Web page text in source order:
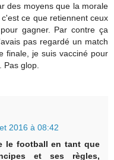
des moyens que la morale
ce que retiennent ceux
gagner. Par contre ça
pas regardé un match
finale, je suis vacciné pour
glop.
2016 à 08:42
le football en tant que
et ses règles,